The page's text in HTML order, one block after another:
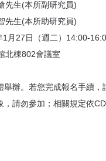
先生(本所副研究員)
先生(本所助研究員)
月27日（週二）14:00-
棟802會議室
舉辦。若您完成報名手續，
，請勿參加；相關規定依